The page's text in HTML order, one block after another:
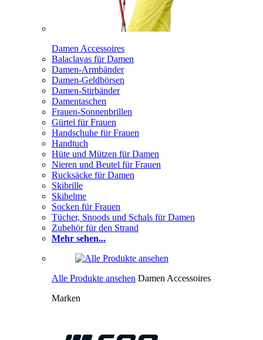
Damen Accessoires
Balaclavas für Damen
Damen-Armbänder
Damen-Geldbörsen
Damen-Stirbänder
Damentaschen
Frauen-Sonnenbrillen
Gürtel für Frauen
Handschuhe für Frauen
Handtuch
Hüte und Mützen für Damen
Nieren und Beutel für Frauen
Rucksäcke für Damen
Skibrille
Skihelme
Socken für Frauen
Tücher, Snoods und Schals für Damen
Zubehör für den Strand
Mehr sehen...
Alle Produkte ansehen Damen Accessoires
Marken